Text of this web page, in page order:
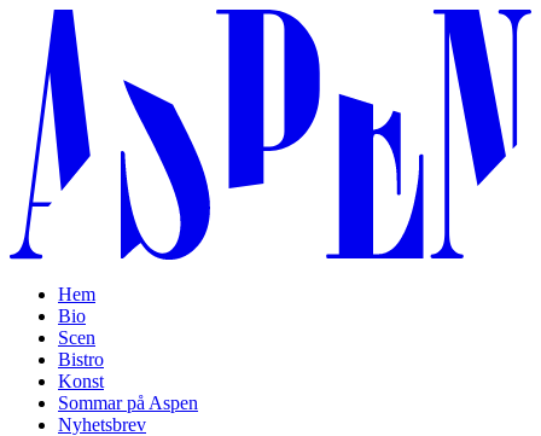
Hem
Bio
Scen
Bistro
Konst
Sommar på Aspen
Nyhetsbrev